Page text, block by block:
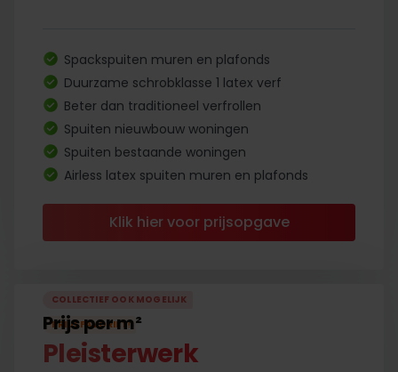
Spackspuiten muren en plafonds
Duurzame schrobklasse 1 latex verf
Beter dan traditioneel verfrollen
Spuiten nieuwbouw woningen
Spuiten bestaande woningen
Airless latex spuiten muren en plafonds
Klik hier voor prijsopgave
Prijs per m²
Pleisterwerk
PRIJSFAVORIET!
COLLECTIEF OOK MOGELIJK